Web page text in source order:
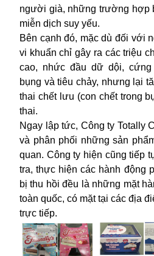
người già, những trường hợp
miễn dịch suy yếu.
Bên cạnh đó, mặc dù đối với
vi khuẩn chỉ gây ra các triệu
cao, nhức đầu dữ dội,
bụng và tiêu chảy, nhưng lại
thai chết lưu (con chết trong
thai.
Ngay lập tức, Công ty Totally
và phân phối những sản
quan. Công ty hiện cũng tiếp
tra, thực hiện các hành động
bị thu hồi đều là những mặt
toàn quốc, có mặt tại các địa
trực tiếp.